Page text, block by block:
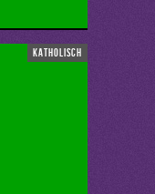
katholisch